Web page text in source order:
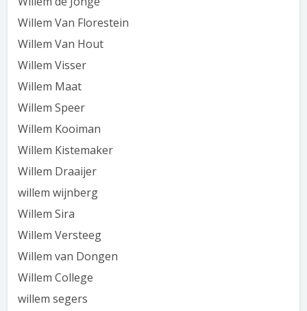
Willem Van Florestein
Willem Van Hout
Willem Visser
Willem Maat
Willem Speer
Willem Kooiman
Willem Kistemaker
Willem Draaijer
willem wijnberg
Willem Sira
Willem Versteeg
Willem van Dongen
Willem College
willem segers